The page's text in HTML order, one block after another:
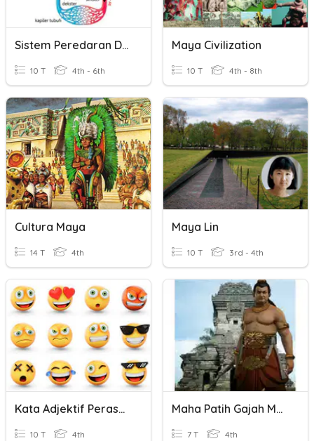
Sistem Peredaran Darah
10 T 4th - 6th
Maya Civilization
10 T 4th - 8th
Cultura Maya
14 T 4th
Maya Lin
10 T 3rd - 4th
Kata Adjektif Perasaan
10 T 4th
Maha Patih Gajah Mada
7 T 4th